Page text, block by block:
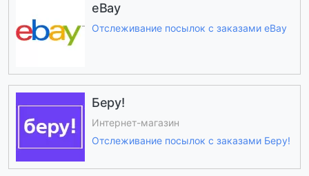
eBay
Отслеживание посылок с заказами eBay
Беру!
Интернет-магазин
Отслеживание посылок с заказами Беру!